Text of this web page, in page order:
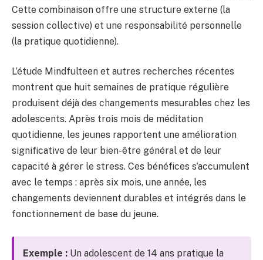
Cette combinaison offre une structure externe (la
session collective) et une responsabilité personnelle
(la pratique quotidienne).
L’étude Mindfulteen et autres recherches récentes
montrent que huit semaines de pratique régulière
produisent déjà des changements mesurables chez les
adolescents. Après trois mois de méditation
quotidienne, les jeunes rapportent une amélioration
significative de leur bien-être général et de leur
capacité à gérer le stress. Ces bénéfices s’accumulent
avec le temps : après six mois, une année, les
changements deviennent durables et intégrés dans le
fonctionnement de base du jeune.
Exemple : Un adolescent de 14 ans pratique la